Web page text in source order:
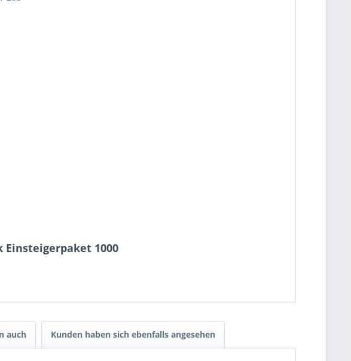
1000
auch Kunden haben sich ebenfalls angesehen